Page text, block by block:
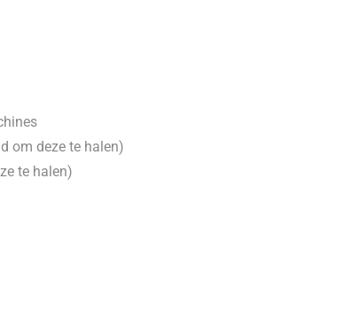
om deze te halen)
te halen)